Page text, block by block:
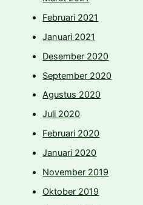
Februari 2021
Januari 2021
Desember 2020
September 2020
Agustus 2020
Juli 2020
Februari 2020
Januari 2020
November 2019
Oktober 2019